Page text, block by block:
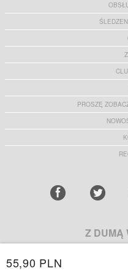
55,90 PLN
PROSZĘ
Z DUMĄ